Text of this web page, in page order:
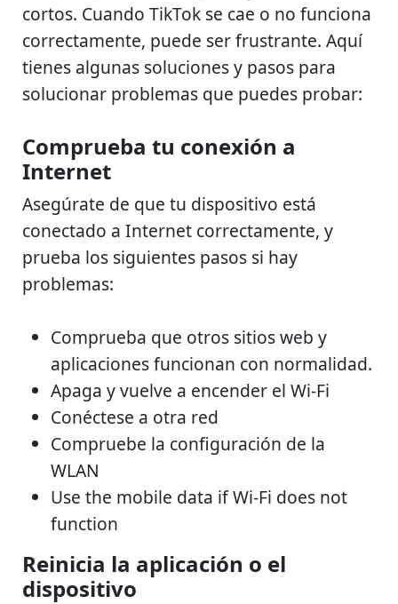
cortos. Cuando TikTok se cae o no funciona
correctamente, puede ser frustrante. Aquí
tienes algunas soluciones y pasos para
solucionar problemas que puedes probar:
Comprueba tu conexión a
Internet
Asegúrate de que tu dispositivo está
conectado a Internet correctamente, y
prueba los siguientes pasos si hay
problemas:
Comprueba que otros sitios web y
aplicaciones funcionan con normalidad.
Apaga y vuelve a encender el Wi-Fi
Conéctese a otra red
Compruebe la configuración de la
WLAN
Use the mobile data if Wi-Fi does not
function
Reinicia la aplicación o el
dispositivo